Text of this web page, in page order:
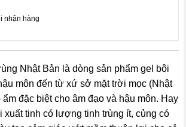
nhận hàng
Nhật Bản là dòng sản phẩm gel bôi
môn đến từ xứ sở mặt trời mọc (Nhật
ẩm đặc biệt cho âm đạo và hậu môn. Hay
xuất tinh có lượng tinh trùng ít, củng có